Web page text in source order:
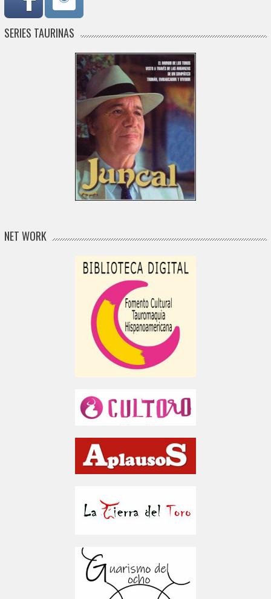
SERIES TAURINAS
NET WORK